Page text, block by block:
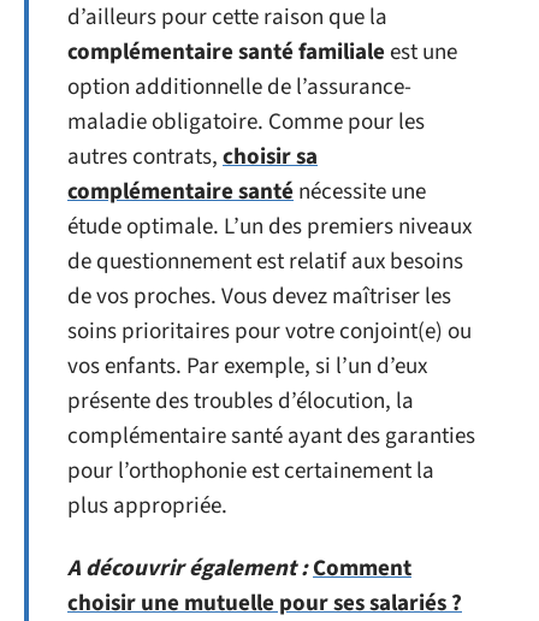
d’ailleurs pour cette raison que la
complémentaire santé familialeest une
option additionnelle de l’assurance-
maladie obligatoire. Comme pour les
autres contrats,choisir sa
complémentaire santénécessite une
étude optimale. L’un des premiers niveaux
de questionnement est relatif aux besoins
de vos proches. Vous devez maîtriser les
soins prioritaires pour votre conjoint(e) ou
vos enfants. Par exemple, si l’un d’eux
présente des troubles d’élocution, la
complémentaire santé ayant des garanties
pour l’orthophonie est certainement la
plus appropriée.
A découvrir également :Comment
choisir une mutuelle pour ses salariés ?